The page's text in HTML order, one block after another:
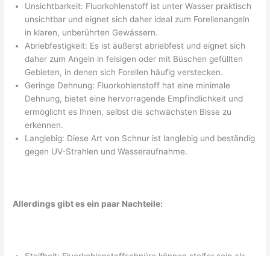
Unsichtbarkeit: Fluorkohlenstoff ist unter Wasser praktisch
unsichtbar und eignet sich daher ideal zum Forellenangeln
in klaren, unberührten Gewässern.
Abriebfestigkeit: Es ist äußerst abriebfest und eignet sich
daher zum Angeln in felsigen oder mit Büschen gefüllten
Gebieten, in denen sich Forellen häufig verstecken.
Geringe Dehnung: Fluorkohlenstoff hat eine minimale
Dehnung, bietet eine hervorragende Empfindlichkeit und
ermöglicht es Ihnen, selbst die schwächsten Bisse zu
erkennen.
Langlebig: Diese Art von Schnur ist langlebig und beständig
gegen UV-Strahlen und Wasseraufnahme.
Allerdings gibt es ein paar Nachteile: